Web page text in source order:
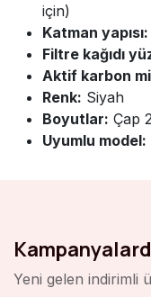
için)
Katman yapısı:
Filtre kağıdı
Aktif karbon
Renk: Siyah
Boyutlar: Çap
Uyumlu model:
Yeni gelen indirimli